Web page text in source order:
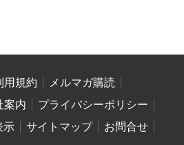
用規約
メルマガ購読
案内
プライバシーポリシー
示
サイトマップ
お問合せ